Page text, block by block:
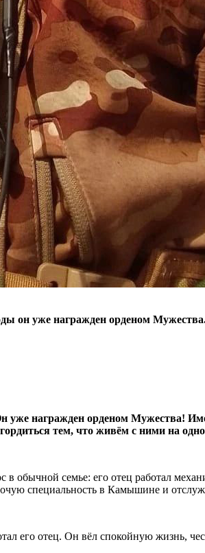
он уже награжден орденом
уже награжден орденом
тем, что живём с ними на
обычной семье: его отец работал
специальность в Камышине и
его отец. Он вёл спокойную жизнь,